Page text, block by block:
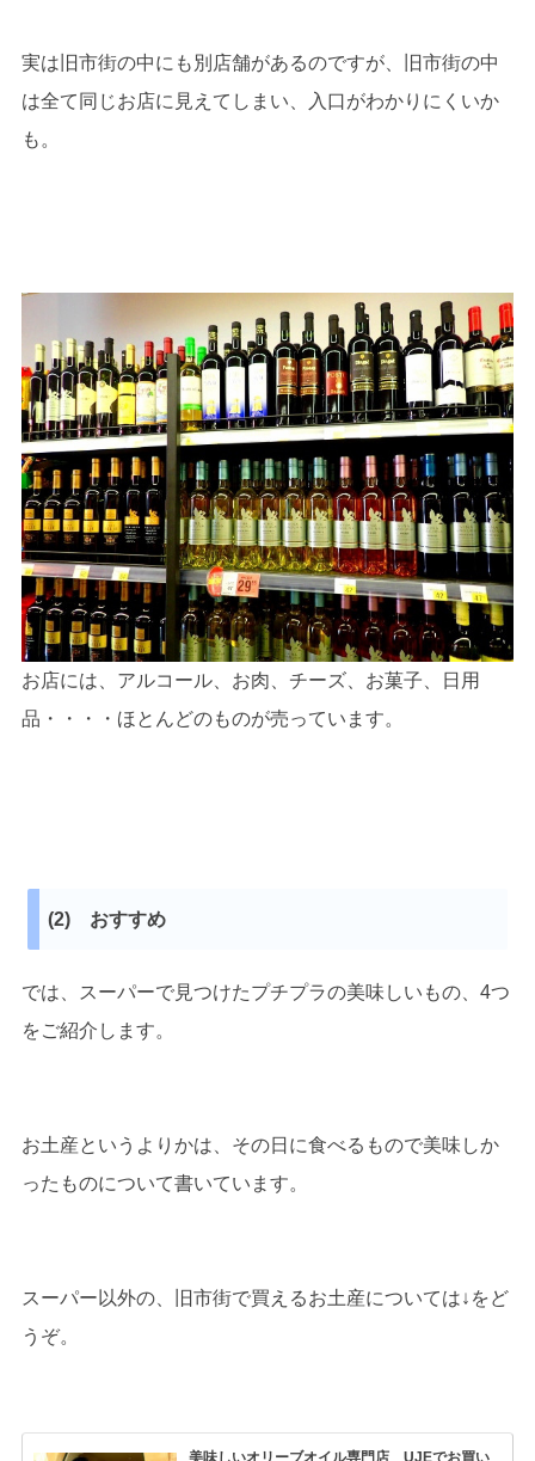
実は旧市街の中にも別店舗があるのですが、旧市街の中
は全て同じお店に見えてしまい、入口がわかりにくいか
も。
お店には、アルコール、お肉、チーズ、お菓子、日用
品・・・・ほとんどのものが売っています。
(2) おすすめ
では、スーパーで見つけたプチプラの美味しいもの、4つ
をご紹介します。
お土産というよりかは、その日に食べるもので美味しか
ったものについて書いています。
スーパー以外の、旧市街で買えるお土産については↓をど
うぞ。
美味しいオリーブオイル専門店 UJEでお買い